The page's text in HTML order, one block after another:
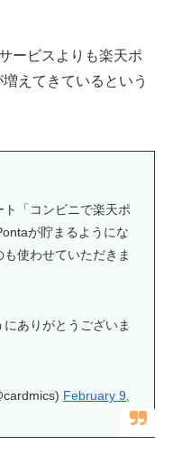
ービスよりも楽天ポ
えてきているという
「コンビニで楽天ポ
が貯まるようにな
使わせていただきま
ありがとうございま
February 9,